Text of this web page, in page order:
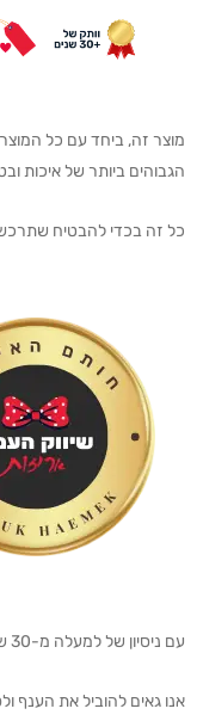
מוצר זה, ביחד עם כל
הגבוהים ביותר של איכות
כל זה בכדי להבטיח
עם ניסיון של למעלה מ-30 שנים,
אנו גאים להוביל את הענף